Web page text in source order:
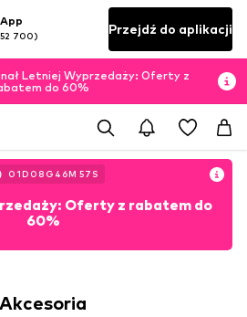
700) Przejdź do aplikacji
Letniej Wyprzedaży: Oferty z
do 60%
01D 08 G 46M 56 S
Oferty z rabatem do
60%
Akcesoria